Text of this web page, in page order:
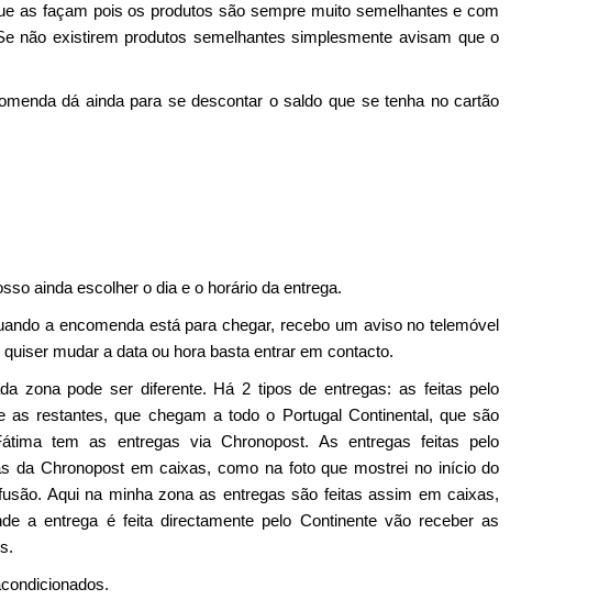
as façam pois os produtos são sempre muito semelhantes e com
não existirem produtos semelhantes simplesmente avisam que o
dá ainda para se descontar o saldo que se tenha no cartão
ainda escolher o dia e o horário da entrega.
a encomenda está para chegar, recebo um aviso no telemóvel
mudar a data ou hora basta entrar em contacto.
zona pode ser diferente. Há 2 tipos de entregas: as feitas pelo
as restantes, que chegam a todo o Portugal Continental, que são
tem as entregas via Chronopost. As entregas feitas pelo
da Chronopost em caixas, como na foto que mostrei no início do
Aqui na minha zona as entregas são feitas assim em caixas,
a entrega é feita directamente pelo Continente vão receber as